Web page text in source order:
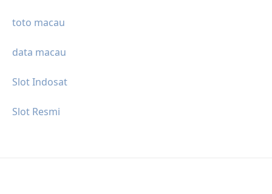
toto macau
data macau
Slot Indosat
Slot Resmi